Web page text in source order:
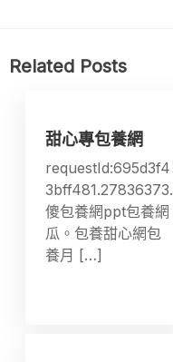
Related Posts
甜心專包養網
requestId:695d3f4
3bff481.27836373.
傻包養網ppt包養網
瓜。包養甜心網包
養月 […]